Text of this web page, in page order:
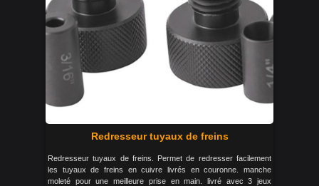
Redresseur tuyaux de freins
Redresseur tuyaux de freins. Permet de redresser facilement
les tuyaux de freins en cuivre livrés en couronne. manche
moleté pour une meilleure prise en main. livré avec 3 jeux